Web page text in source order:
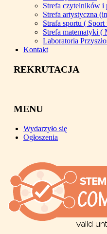
Strefa czytelników i
Strefa artystyczna
Strafa sportu (
Strefa matematyki (
Laboratoria
Kontakt
REKRUTACJA
MENU
Wydarzyło się
Ogłoszenia